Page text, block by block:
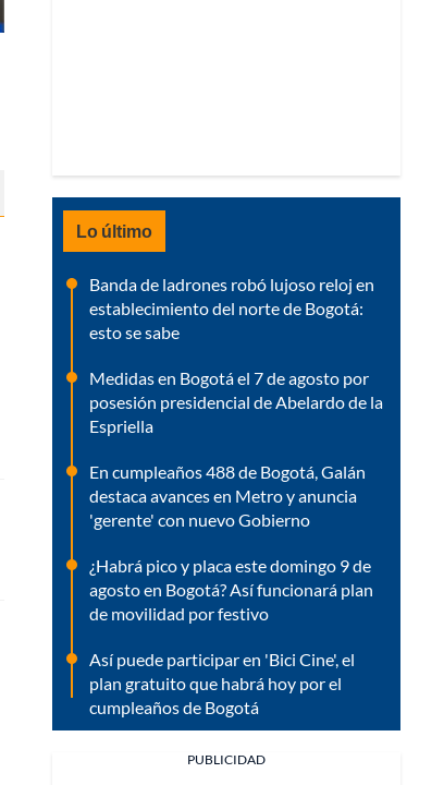
Lo último
Banda de ladrones robó lujoso reloj en
establecimiento del norte de Bogotá:
esto se sabe
Medidas en Bogotá el 7 de agosto por
posesión presidencial de Abelardo de la
Espriella
En cumpleaños 488 de Bogotá, Galán
destaca avances en Metro y anuncia
'gerente' con nuevo Gobierno
¿Habrá pico y placa este domingo 9 de
agosto en Bogotá? Así funcionará plan
de movilidad por festivo
Así puede participar en 'Bici Cine', el
plan gratuito que habrá hoy por el
cumpleaños de Bogotá
PUBLICIDAD